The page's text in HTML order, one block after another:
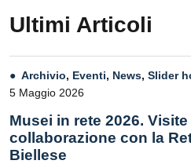
Ultimi Articoli
Archivio, Eventi, News, Slider
5 Maggio 2026
Musei in rete 2026.
collaborazione con la
Biellese